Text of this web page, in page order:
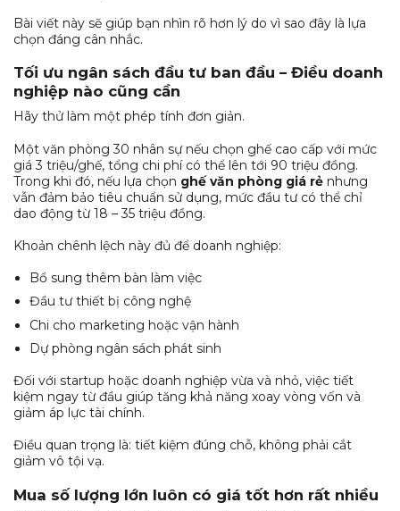
Bài viết này sẽ giúp bạn nhìn rõ hơn lý do vì sao đây là lựa
chọn đáng cân nhắc.
Tối ưu ngân sách đầu tư ban đầu – Điều doanh
nghiệp nào cũng cần
Hãy thử làm một phép tính đơn giản.
Một văn phòng 30 nhân sự nếu chọn ghế cao cấp với mức
giá 3 triệu/ghế, tổng chi phí có thể lên tới 90 triệu đồng.
Trong khi đó, nếu lựa chọn ghế văn phòng giá rẻ nhưng
vẫn đảm bảo tiêu chuẩn sử dụng, mức đầu tư có thể chỉ
dao động từ 18 – 35 triệu đồng.
Khoản chênh lệch này đủ để doanh nghiệp:
Bổ sung thêm bàn làm việc
Đầu tư thiết bị công nghệ
Chi cho marketing hoặc vận hành
Dự phòng ngân sách phát sinh
Đối với startup hoặc doanh nghiệp vừa và nhỏ, việc tiết
kiệm ngay từ đầu giúp tăng khả năng xoay vòng vốn và
giảm áp lực tài chính.
Điều quan trọng là: tiết kiệm đúng chỗ, không phải cắt
giảm vô tội vạ.
Mua số lượng lớn luôn có giá tốt hơn rất nhiều